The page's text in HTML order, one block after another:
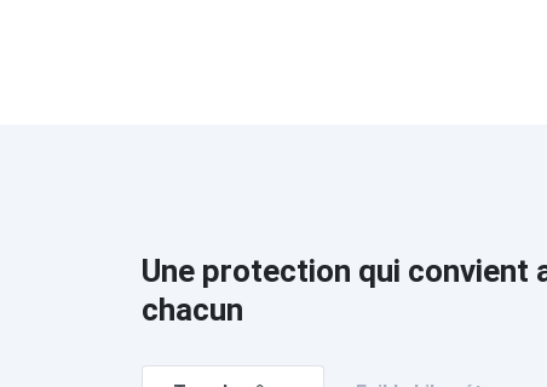
Une protection qui convient
chacun